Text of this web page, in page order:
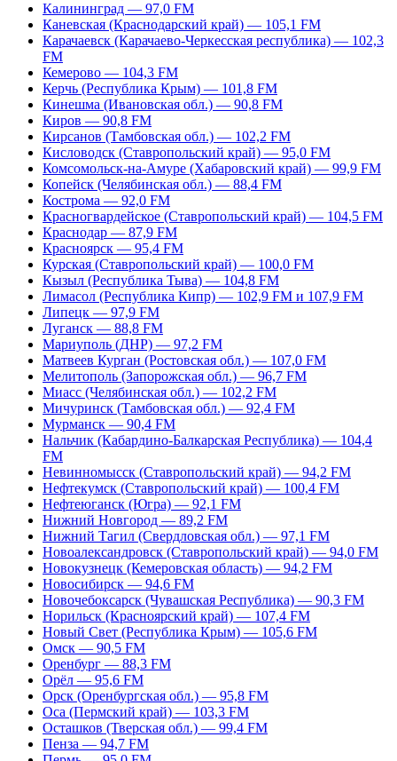
Калининград — 97,0 FM
Каневская (Краснодарский край) — 105,1 FM
Карачаевск (Карачаево-Черкесская республика) — 102,3
FM
Кемерово — 104,3 FM
Керчь (Республика Крым) — 101,8 FM
Кинешма (Ивановская обл.) — 90,8 FM
Киров — 90,8 FM
Кирсанов (Тамбовская обл.) — 102,2 FM
Кисловодск (Ставропольский край) — 95,0 FM
Комсомольск-на-Амуре (Хабаровский край) — 99,9 FM
Копейск (Челябинская обл.) — 88,4 FM
Кострома — 92,0 FM
Красногвардейское (Ставропольский край) — 104,5 FM
Краснодар — 87,9 FM
Красноярск — 95,4 FM
Курская (Ставропольский край) — 100,0 FM
Кызыл (Республика Тыва) — 104,8 FM
Лимасол (Республика Кипр) — 102,9 FM и 107,9 FM
Липецк — 97,9 FM
Луганск — 88,8 FM
Мариуполь (ДНР) — 97,2 FM
Матвеев Курган (Ростовская обл.) — 107,0 FM
Мелитополь (Запорожская обл.) — 96,7 FM
Миасс (Челябинская обл.) — 102,2 FM
Мичуринск (Тамбовская обл.) — 92,4 FM
Мурманск — 90,4 FM
Нальчик (Кабардино-Балкарская Республика) — 104,4
FM
Невинномысск (Ставропольский край) — 94,2 FM
Нефтекумск (Ставропольский край) — 100,4 FM
Нефтеюганск (Югра) — 92,1 FM
Нижний Новгород — 89,2 FM
Нижний Тагил (Свердловская обл.) — 97,1 FM
Новоалександровск (Ставропольский край) — 94,0 FM
Новокузнецк (Кемеровская область) — 94,2 FM
Новосибирск — 94,6 FM
Новочебоксарск (Чувашская Республика) — 90,3 FM
Норильск (Красноярский край) — 107,4 FM
Новый Свет (Республика Крым) — 105,6 FM
Омск — 90,5 FM
Оренбург — 88,3 FM
Орёл — 95,6 FM
Орск (Оренбургская обл.) — 95,8 FM
Оса (Пермский край) — 103,3 FM
Осташков (Тверская обл.) — 99,4 FM
Пенза — 94,7 FM